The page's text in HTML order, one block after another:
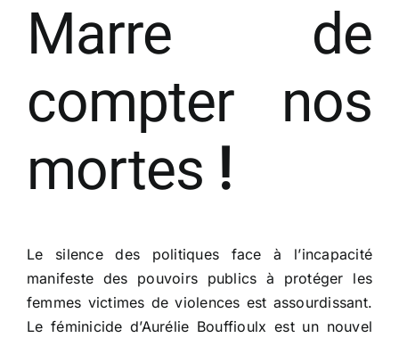
Marre de
compter nos
mortes !
Le silence des politiques face à l’incapacité
manifeste des pouvoirs publics à protéger les
femmes victimes de violences est assourdissant.
Le féminicide d’Aurélie Bouffioulx est un nouvel